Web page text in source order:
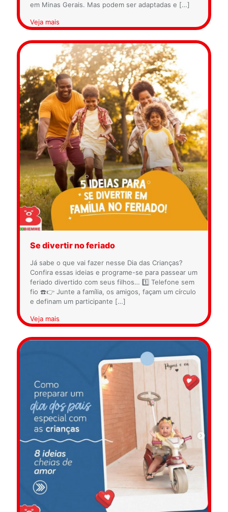
em Minas Gerais. Mas podem ser adaptadas e […]
Veja mais
Se divertir no feriado
Já sabe o que vai fazer nesse Dia das Crianças?
Confira essas ideias e programe-se para passear um
feriado divertido com seus filhos… 1️⃣ Telefone sem
fio ☎️👉 Junte a família, os amigos, façam um círculo
e definam um participante […]
Veja mais